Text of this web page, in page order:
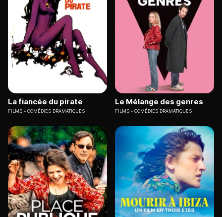
La fiancée du pirate
FILMS COMÉDIES DRAMATIQUES
Le Mélange des genres
FILMS COMÉDIES DRAMATIQUES